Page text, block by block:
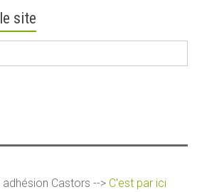
site
Castors --> C'est par ici